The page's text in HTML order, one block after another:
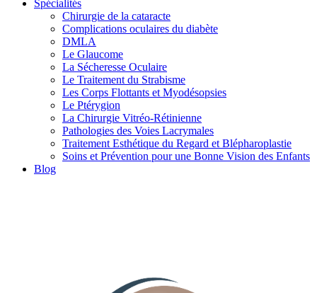
Spécialités
Chirurgie de la cataracte
Complications oculaires du diabète
DMLA
Le Glaucome
La Sécheresse Oculaire
Le Traitement du Strabisme
Les Corps Flottants et Myodésopsies
Le Ptérygion
La Chirurgie Vitréo-Rétinienne
Pathologies des Voies Lacrymales
Traitement Esthétique du Regard et Blépharoplastie
Soins et Prévention pour une Bonne Vision des Enfants
Blog